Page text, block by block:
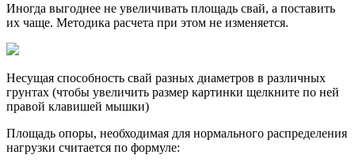
Иногда выгоднее не увеличивать площадь свай, а поставить
их чаще. Методика расчета при этом не изменяется.
Несущая способность свай разных диаметров в различных
грунтах (чтобы увеличить размер картинки щелкните по ней
правой клавишей мышки)
Площадь опоры, необходимая для нормального распределения
нагрузки считается по формуле: